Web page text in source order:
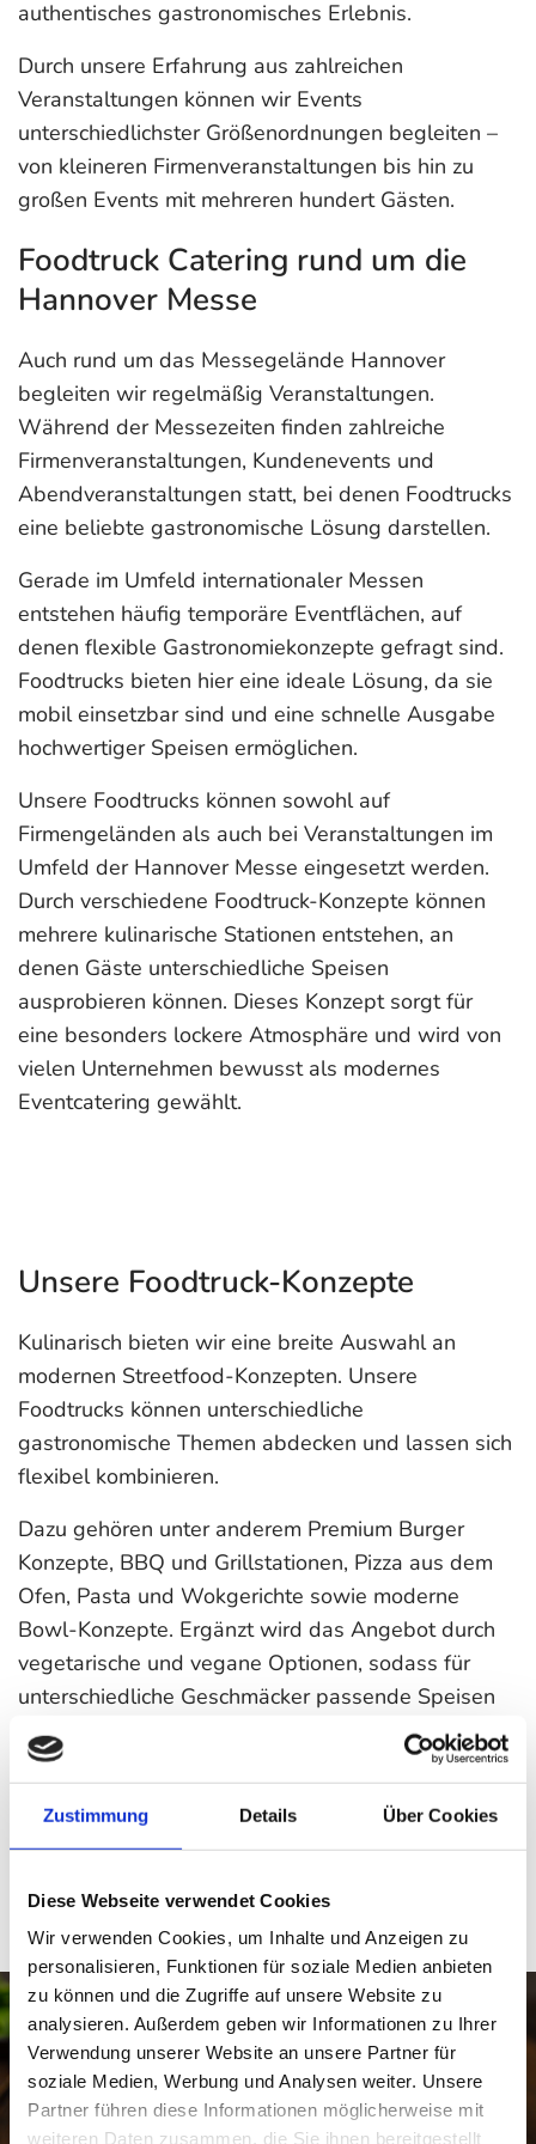
Zustimmung Details Über Cookies
Diese Webseite verwendet Cookies
Wir verwenden Cookies, um Inhalte und Anzeigen zu
personalisieren, Funktionen für soziale Medien anbieten
zu können und die Zugriffe auf unsere Website zu
analysieren. Außerdem geben wir Informationen zu Ihrer
Verwendung unserer Website an unsere Partner für
soziale Medien, Werbung und Analysen weiter. Unsere
Partner führen diese Informationen möglicherweise mit
weiteren Daten zusammen, die Sie ihnen bereitgestellt
authentisches gastronomisches Erlebnis.
Durch unsere Erfahrung aus zahlreichen
Veranstaltungen können wir Events
unterschiedlichster Größenordnungen begleiten –
von kleineren Firmenveranstaltungen bis hin zu
großen Events mit mehreren hundert Gästen.
Foodtruck Catering rund um die
Hannover Messe
Auch rund um das Messegelände Hannover
begleiten wir regelmäßig Veranstaltungen.
Während der Messezeiten finden zahlreiche
Firmenveranstaltungen, Kundenevents und
Abendveranstaltungen statt, bei denen Foodtrucks
eine beliebte gastronomische Lösung darstellen.
Gerade im Umfeld internationaler Messen
entstehen häufig temporäre Eventflächen, auf
denen flexible Gastronomiekonzepte gefragt sind.
Foodtrucks bieten hier eine ideale Lösung, da sie
mobil einsetzbar sind und eine schnelle Ausgabe
hochwertiger Speisen ermöglichen.
Unsere Foodtrucks können sowohl auf
Firmengeländen als auch bei Veranstaltungen im
Umfeld der Hannover Messe eingesetzt werden.
Durch verschiedene Foodtruck-Konzepte können
mehrere kulinarische Stationen entstehen, an
denen Gäste unterschiedliche Speisen
ausprobieren können. Dieses Konzept sorgt für
eine besonders lockere Atmosphäre und wird von
vielen Unternehmen bewusst als modernes
Eventcatering gewählt.
Unsere Foodtruck-Konzepte
Kulinarisch bieten wir eine breite Auswahl an
modernen Streetfood-Konzepten. Unsere
Foodtrucks können unterschiedliche
gastronomische Themen abdecken und lassen sich
flexibel kombinieren.
Dazu gehören unter anderem Premium Burger
Konzepte, BBQ und Grillstationen, Pizza aus dem
Ofen, Pasta und Wokgerichte sowie moderne
Bowl-Konzepte. Ergänzt wird das Angebot durch
vegetarische und vegane Optionen, sodass für
unterschiedliche Geschmäcker passende Speisen
angeboten werden können.
Neben den klassischen Foodtruck-Konzepten
begleiten wir Veranstaltungen auch mit Dessert-
Stationen oder mobilen Kaffeebars. Dadurch
Erlebnis, das weit über ein klassisches Catering
hinausgeht.